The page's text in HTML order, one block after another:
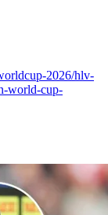
2026/hlv-
world-cup-